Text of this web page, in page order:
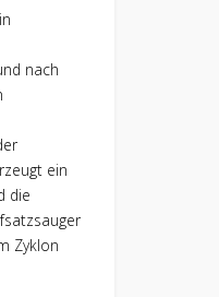
nach
ein
die
Zyklon